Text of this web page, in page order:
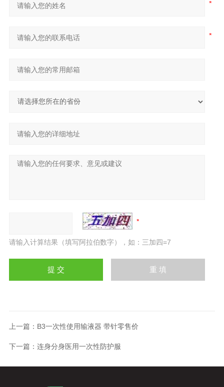
请输入计算结果（填写阿拉伯数字），如：三加四=7
上一篇： B3一次性使用输液器 带针零售价
下一篇： 连身分身医用一次性防护服